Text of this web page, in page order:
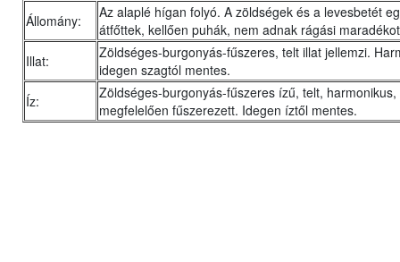
Állomány:
Az alaplé hígan folyó. A zöldségek és a levesbetét
átfőttek, kellően puhák, nem adnak rágási
Illat:
Zöldséges-burgonyás-fűszeres, telt illat jellemzi.
idegen szagtól mentes.
Íz:
Zöldséges-burgonyás-fűszeres ízű, telt, harmonikus,
megfelelően fűszerezett. Idegen íztől mentes.